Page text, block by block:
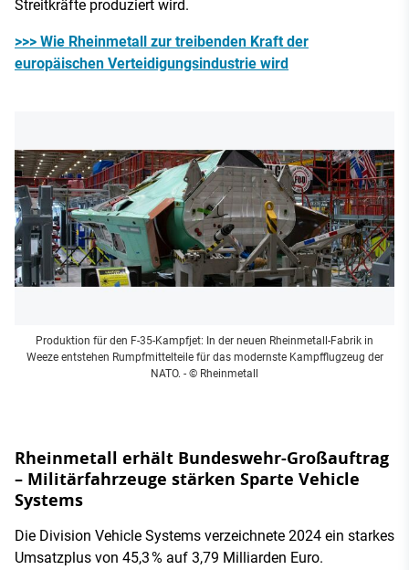
Streitkräfte produziert wird.
>>> Wie Rheinmetall zur treibenden Kraft der
europäischen Verteidigungsindustrie wird
Produktion für den F-35-Kampfjet: In der neuen Rheinmetall-Fabrik in
Weeze entstehen Rumpfmittelteile für das modernste Kampfflugzeug der
NATO. - © Rheinmetall
Rheinmetall erhält Bundeswehr-Großauftrag
– Militärfahrzeuge stärken Sparte Vehicle
Systems
Die Division Vehicle Systems verzeichnete 2024 ein starkes
Umsatzplus von 45,3 % auf 3,79 Milliarden Euro.